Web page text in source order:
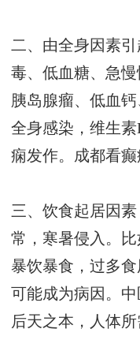
二、由全身因素
毒、低血糖、急慢
胰岛腺瘤、低血
全身感染，维生
痫发作。 成都看
三、饮食起居因
常，寒暑侵入。
暴饮暴食，过多
可能成为病因。
后天之本，人体